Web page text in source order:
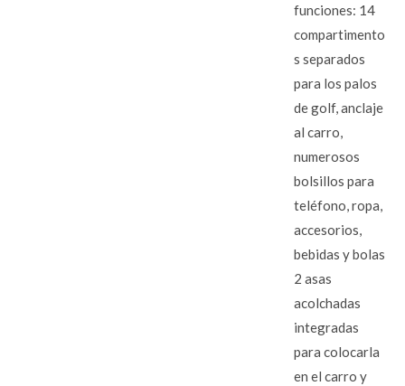
funciones: 14
compartimento
s separados
para los palos
de golf, anclaje
al carro,
numerosos
bolsillos para
teléfono, ropa,
accesorios,
bebidas y bolas
2 asas
acolchadas
integradas
para colocarla
en el carro y